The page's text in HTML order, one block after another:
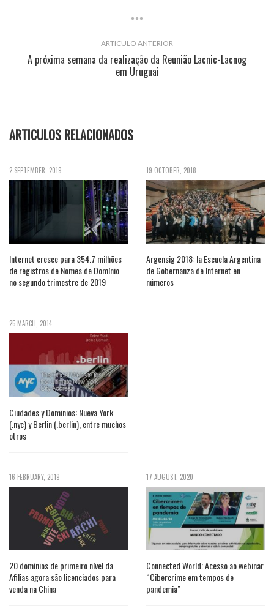
ARTICULO ANTERIOR
A próxima semana da realização da Reunião Lacnic-Lacnog
em Uruguai
ARTICULOS RELACIONADOS
2 SEPTEMBER, 2019
Internet cresce para 354.7 milhões
de registros de Nomes de Domínio
no segundo trimestre de 2019
19 OCTOBER, 2018
Argensig 2018: la Escuela Argentina
de Gobernanza de Internet en
números
25 MARCH, 2014
Ciudades y Dominios: Nueva York
(.nyc) y Berlin (.berlin), entre muchos
otros
16 FEBRUARY, 2019
20 domínios de primeiro nível da
Afilias agora são licenciados para
venda na China
17 AUGUST, 2020
Connected World: Acesso ao webinar
“Cibercrime em tempos de
pandemia”